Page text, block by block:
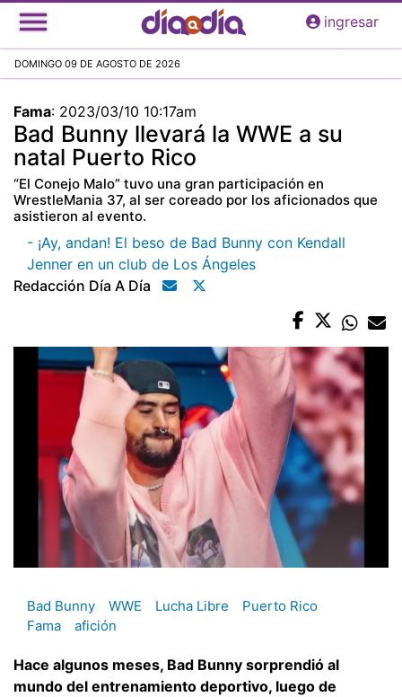
Pasar
al
principal
ingresar
DOMINGO 09 DE AGOSTO DE 2026
Fama: 2023/03/10 10:17am
Bad Bunny llevará la WWE a su
natal Puerto Rico
“El Conejo Malo” tuvo una gran participación en
WrestleMania 37, al ser coreado por los aficionados que
asistieron al evento.
- ¡Ay, andan! El beso de Bad Bunny con Kendall
Jenner en un club de Los Ángeles
Redacción Día A Día
Bad Bunny WWE Lucha Libre
Puerto Rico
Fama
afición
Hace algunos meses, Bad Bunny sorprendió al
mundo del entrenamiento deportivo, luego de